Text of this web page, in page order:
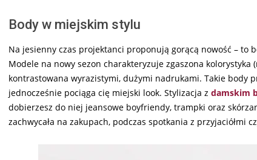
Body w miejskim stylu
Na jesienny czas projektanci proponują gorącą nowość – to
Modele na nowy sezon charakteryzuje zgaszona
kontrastowana wyrazistymi, dużymi nadrukami. Takie body
jednocześnie pociąga cię miejski look. Stylizacja z damskim
dobierzesz do niej jeansowe boyfriendy, trampki oraz
zachwycała na zakupach, podczas spotkania z przyjaciółmi